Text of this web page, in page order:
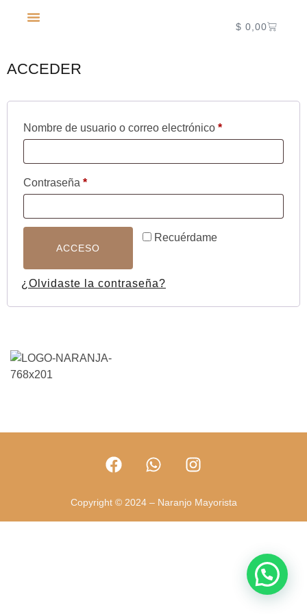
$ 0,00
ACCEDER
Nombre de usuario o correo electrónico *
Contraseña *
Recuérdame
ACCESO
¿Olvidaste la contraseña?
Copyright © 2024 – Naranjo Mayorista